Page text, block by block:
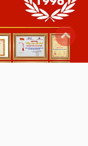
back